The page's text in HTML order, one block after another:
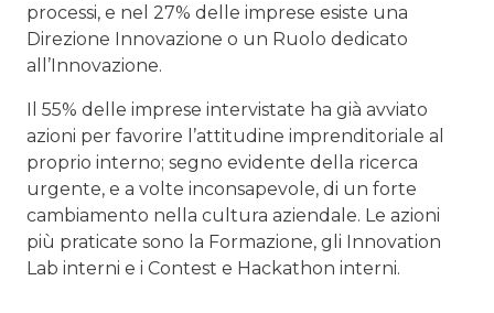
processi, e nel 27% delle imprese esiste una
Direzione Innovazione o un Ruolo dedicato
all’Innovazione.
Il 55% delle imprese intervistate ha già avviato
azioni per favorire l’attitudine imprenditoriale al
proprio interno; segno evidente della ricerca
urgente, e a volte inconsapevole, di un forte
cambiamento nella cultura aziendale. Le azioni
più praticate sono la Formazione, gli Innovation
Lab interni e i Contest e Hackathon interni.